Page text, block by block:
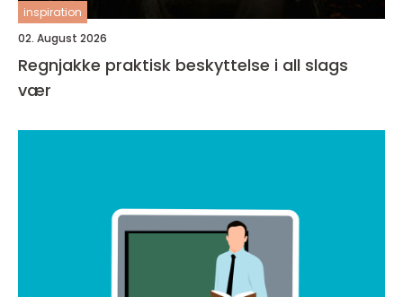
inspiration
02. August 2026
Regnjakke praktisk beskyttelse i all slags
vær